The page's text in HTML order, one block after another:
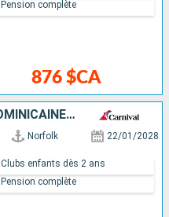
876 $CA
Pension complète
ÉTATS-UNIS, RÉPUBLIQUE DOMINICAINE, ÎLES TURQUES-ET-CAÏQUES, BAHAMAS
Norfolk 22/01/2028
Clubs enfants dès 2 ans
Pension complète